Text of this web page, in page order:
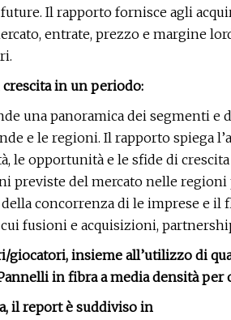
Il rapporto fornisce agli
entrate, prezzo e margine
in un periodo:
una panoramica dei segmenti
e le regioni. Il rapporto spiega
le opportunità e le sfide di
previste del mercato nelle
concorrenza di le imprese e il
fusioni e acquisizioni,
insieme all’utilizzo di
in fibra a media densità
il report è suddiviso in